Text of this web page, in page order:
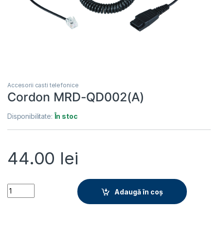
Accesorii casti telefonice
Cordon MRD-QD002(A)
Disponibilitate:În stoc
44.00 lei
Cordon MRD-QD002(A) quantity
Adaugă în coș